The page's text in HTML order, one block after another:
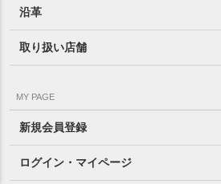
沿革
取り扱い店舗
MY PAGE
新規会員登録
ログイン・マイページ